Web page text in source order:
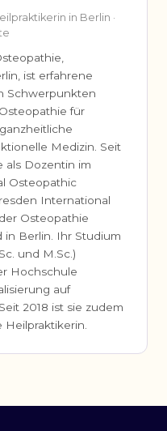
in Berlin ·
ist erfahrene
Schwerpunkten
für
Medizin. Seit
als Dozentin im
Osteopathic
International
Osteopathie
in Berlin. Ihr Studium
und M.Sc.)
Hochschule
auf
2018 ist sie zudem